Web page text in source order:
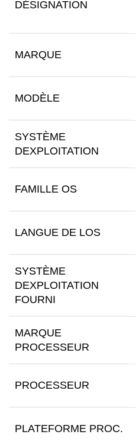
DÉSIGNATION
MARQUE
MODÈLE
SYSTÈME
DEXPLOITATION
FAMILLE OS
LANGUE DE LOS
SYSTÈME
DEXPLOITATION
FOURNI
MARQUE
PROCESSEUR
PROCESSEUR
PLATEFORME PROC.